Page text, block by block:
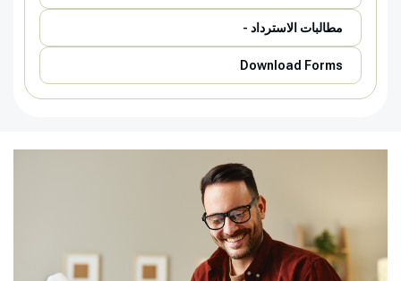
مطالبات الاسترداد -
Download Forms